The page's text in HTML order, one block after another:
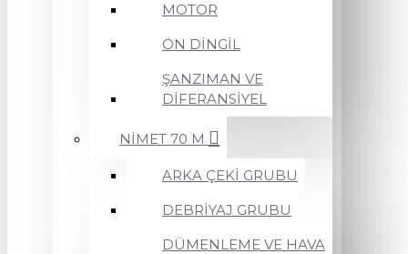
MOTOR
ÖN DİNGİL
ŞANZIMAN VE
DİFERANSİYEL
NİMET 70 M
ARKA ÇEKİ GRUBU
DEBRİYAJ GRUBU
DÜMENLEME VE HAVA